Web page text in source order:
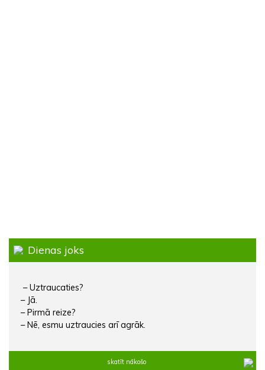
Dienas joks
– Uztraucaties?
– Jā.
– Pirmā reize?
– Nē, esmu uztraucies arī agrāk.
skatīt nākošo